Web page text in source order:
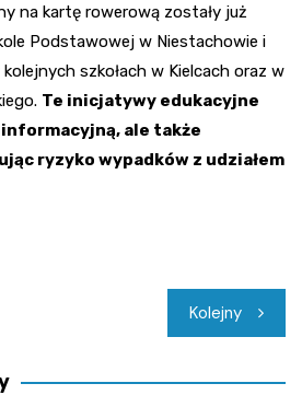
na kartę rowerową zostały już
Podstawowej w Niestachowie i
szkołach w Kielcach oraz w
Te inicjatywy edukacyjne
ale także
ryzyko wypadków z udziałem
Kolejny